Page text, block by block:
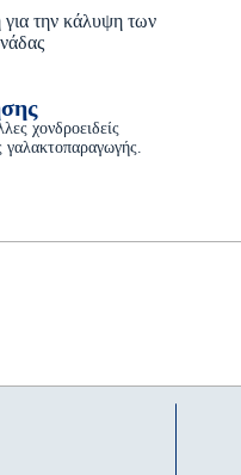
την κάλυψη των
χονδροειδείς
γαλακτοπαραγωγής.